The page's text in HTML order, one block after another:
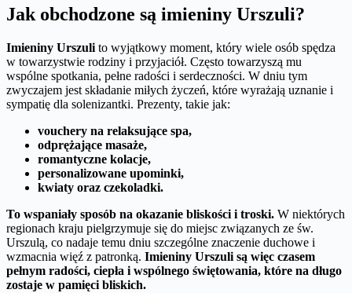
Jak obchodzone są imieniny Urszuli?
Imieniny Urszuli to wyjątkowy moment, który wiele osób spędza
w towarzystwie rodziny i przyjaciół. Często towarzyszą mu
wspólne spotkania, pełne radości i serdeczności. W dniu tym
zwyczajem jest składanie miłych życzeń, które wyrażają uznanie i
sympatię dla solenizantki. Prezenty, takie jak:
vouchery na relaksujące spa,
odprężające masaże,
romantyczne kolacje,
personalizowane upominki,
kwiaty oraz czekoladki.
To wspaniały sposób na okazanie bliskości i troski. W niektórych
regionach kraju pielgrzymuje się do miejsc związanych ze św.
Urszulą, co nadaje temu dniu szczególne znaczenie duchowe i
wzmacnia więź z patronką. Imieniny Urszuli są więc czasem
pełnym radości, ciepła i wspólnego świętowania, które na długo
zostaje w pamięci bliskich.